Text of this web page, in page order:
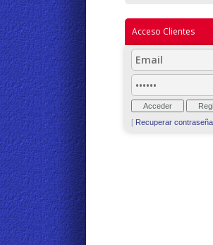
Acceso Clientes
[ Recuperar contraseña